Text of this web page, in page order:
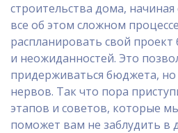
строительства дома, начиная
все об этом сложном
распланировать свой
и неожиданностей. Это
придерживаться бюджета,
нервов. Так что пора
этапов и советов, которые
поможет вам не заблудить в